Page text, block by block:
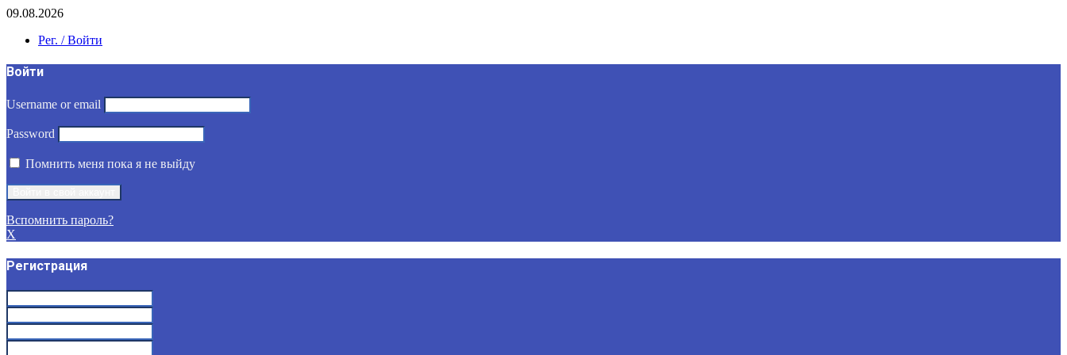
09.08.2026
Рег. / Войти
Войти
Username or email
Password
Помнить меня пока я не выйду
Вспомнить пароль?
X
Регистрация